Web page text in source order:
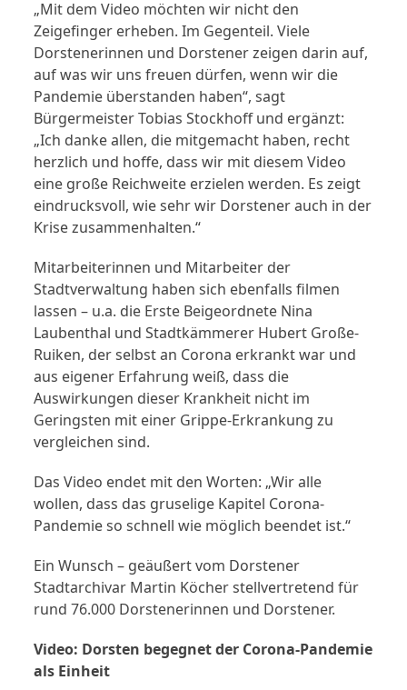
„Mit dem Video möchten wir nicht den
Zeigefinger erheben. Im Gegenteil. Viele
Dorstenerinnen und Dorstener zeigen darin auf,
auf was wir uns freuen dürfen, wenn wir die
Pandemie überstanden haben“, sagt
Bürgermeister Tobias Stockhoff und ergänzt:
„Ich danke allen, die mitgemacht haben, recht
herzlich und hoffe, dass wir mit diesem Video
eine große Reichweite erzielen werden. Es zeigt
eindrucksvoll, wie sehr wir Dorstener auch in der
Krise zusammenhalten.“
Mitarbeiterinnen und Mitarbeiter der
Stadtverwaltung haben sich ebenfalls filmen
lassen – u.a. die Erste Beigeordnete Nina
Laubenthal und Stadtkämmerer Hubert Große-
Ruiken, der selbst an Corona erkrankt war und
aus eigener Erfahrung weiß, dass die
Auswirkungen dieser Krankheit nicht im
Geringsten mit einer Grippe-Erkrankung zu
vergleichen sind.
Das Video endet mit den Worten: „Wir alle
wollen, dass das gruselige Kapitel Corona-
Pandemie so schnell wie möglich beendet ist.“
Ein Wunsch – geäußert vom Dorstener
Stadtarchivar Martin Köcher stellvertretend für
rund 76.000 Dorstenerinnen und Dorstener.
Video: Dorsten begegnet der Corona-Pandemie
als Einheit